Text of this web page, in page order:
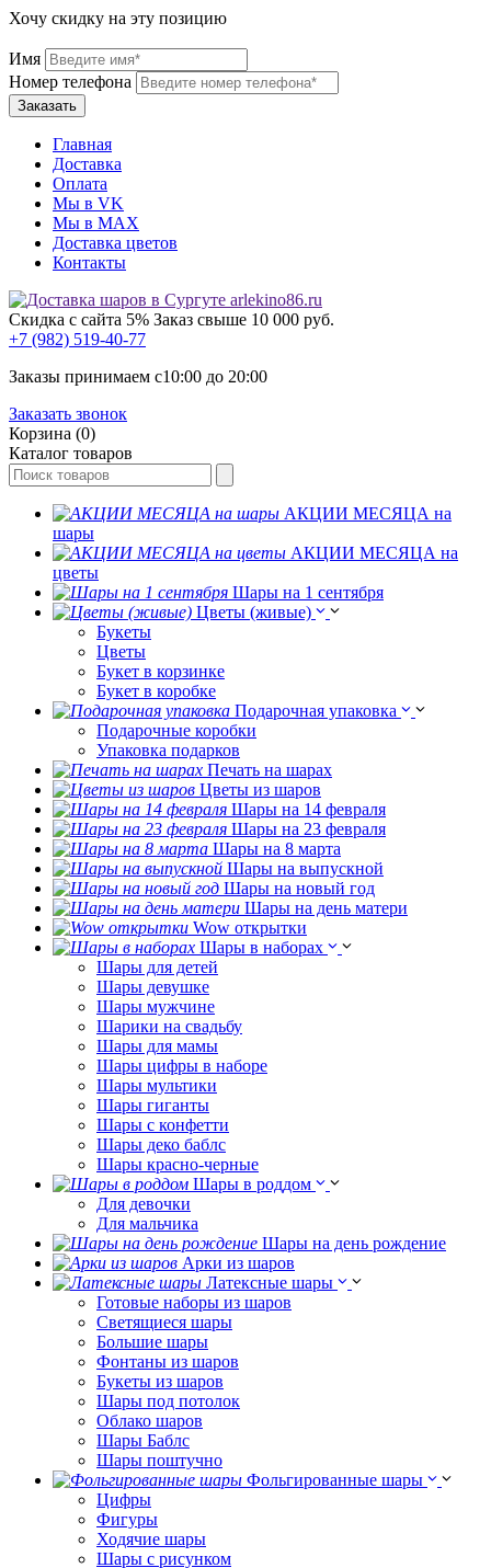
Хочу скидку на эту позицию
Имя
Номер телефона
Главная
Доставка
Оплата
Мы в VK
Мы в МАХ
Доставка цветов
Контакты
Скидка с сайта 5% Заказ свыше 10 000 руб.
+7 (982) 519-40-77
Заказы принимаем с10:00 до 20:00
Заказать звонок
Корзина (0)
Каталог товаров
АКЦИИ МЕСЯЦА на
шары
АКЦИИ МЕСЯЦА на
цветы
Шары на 1 сентября
Цветы (живые)
Букеты
Цветы
Букет в корзинке
Букет в коробке
Подарочная упаковка
Подарочные коробки
Упаковка подарков
Печать на шарах
Цветы из шаров
Шары на 14 февраля
Шары на 23 февраля
Шары на 8 марта
Шары на выпускной
Шары на новый год
Шары на день матери
Wow открытки
Шары в наборах
Шары для детей
Шары девушке
Шары мужчине
Шарики на свадьбу
Шары для мамы
Шары цифры в наборе
Шары мультики
Шары гиганты
Шары с конфетти
Шары деко баблс
Шары красно-черные
Шары в роддом
Для девочки
Для мальчика
Шары на день рождение
Арки из шаров
Латексные шары
Готовые наборы из шаров
Светящиеся шары
Большие шары
Фонтаны из шаров
Букеты из шаров
Шары под потолок
Облако шаров
Шары Баблс
Шары поштучно
Фольгированные шары
Цифры
Фигуры
Ходячие шары
Шары с рисунком